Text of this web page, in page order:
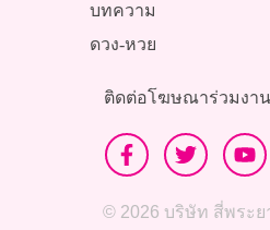
บทความ
ดวง-หวย
ติดต่อโฆษณาร่วมงา
© 2026 บริษัท สี่พระ